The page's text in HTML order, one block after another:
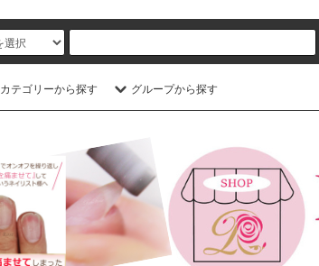
カテゴリーから探す グループから探す